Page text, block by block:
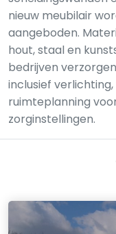
nieuw meubilair
aangeboden.
hout, staal en
bedrijven
inclusief
ruimteplanning
zorginstellingen.